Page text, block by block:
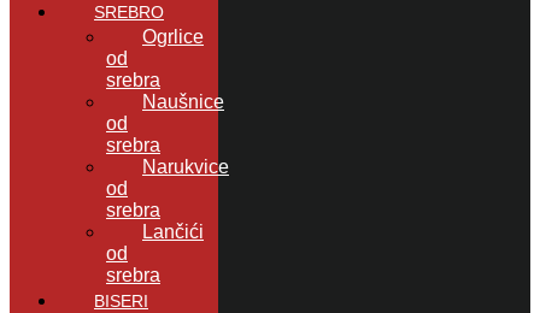
SREBRO
Ogrlice
od
srebra
Naušnice
od
srebra
Narukvice
od
srebra
Lančići
od
srebra
BISERI